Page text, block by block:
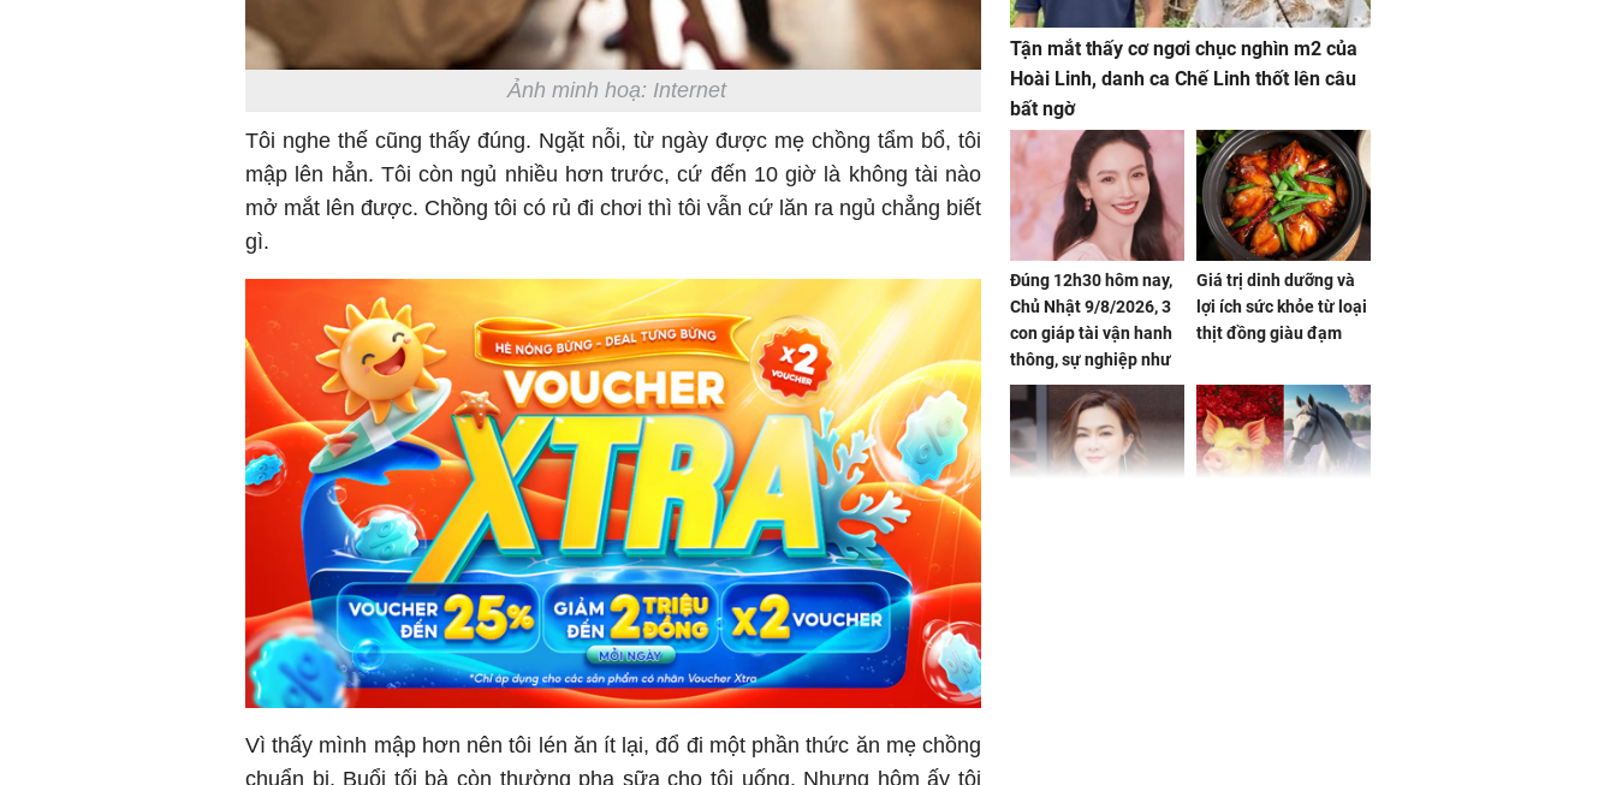
Ảnh minh hoạ: Internet
Tôi nghe thế cũng thấy đúng. Ngặt nỗi, từ ngày được mẹ chồng tẩm bổ, tôi
mập lên hẳn. Tôi còn ngủ nhiều hơn trước, cứ đến 10 giờ là không tài nào
mở mắt lên được. Chồng tôi có rủ đi chơi thì tôi vẫn cứ lăn ra ngủ chẳng biết
gì.
Vì thấy mình mập hơn nên tôi lén ăn ít lại, đổ đi một phần thức ăn mẹ chồng
chuẩn bị. Buổi tối bà còn thường pha sữa cho tôi uống. Nhưng hôm ấy tôi
Tận mắt thấy cơ ngơi chục nghìn m2 của
Hoài Linh, danh ca Chế Linh thốt lên câu
bất ngờ
Đúng 12h30 hôm nay,
Chủ Nhật 9/8/2026, 3
con giáp tài vận hanh
thông, sự nghiệp như
'cá chép hóa Rồng', vét
cạn lộc lá trong thiên
hạ
Giá trị dinh dưỡng và
lợi ích sức khỏe từ loại
thịt đồng giàu đạm